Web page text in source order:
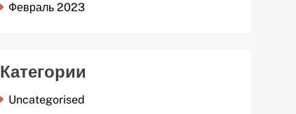
Февраль 2023
Категории
Uncategorised